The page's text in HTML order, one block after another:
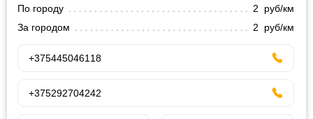
По городу
2 руб/км
За городом
2 руб/км
+375445046118
+375292704242